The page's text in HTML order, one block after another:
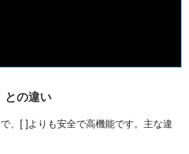
の違い
、[ ]よりも安全で高機能です。主な違